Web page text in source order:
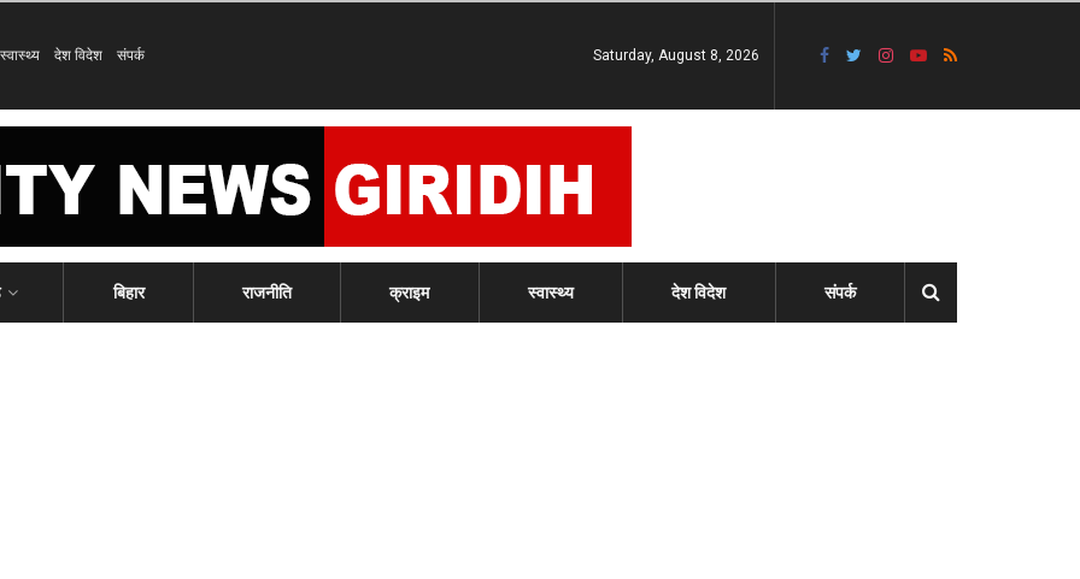
स्वास्थ्य देश विदेश संपर्क Saturday, August 8, 2026
बिहार राजनीति क्राइम स्वास्थ्य देश विदेश संपर्क